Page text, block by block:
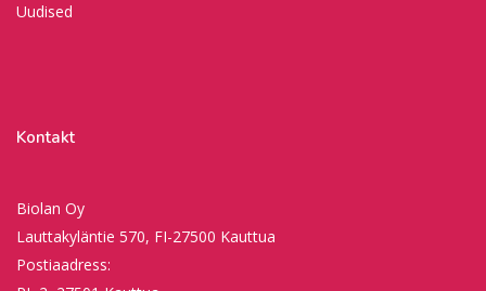
Uudised
Kontakt
Biolan Oy
Lauttakyläntie 570, FI-27500 Kauttua
Postiaadress: